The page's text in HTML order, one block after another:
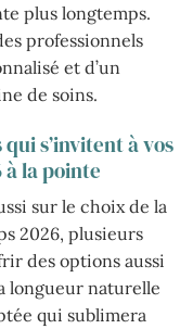
plus longtemps.
professionnels
et d’un
de soins.
s’invitent à vos
la pointe
sur le choix de la
2026, plusieurs
des options aussi
longueur naturelle
qui sublimera